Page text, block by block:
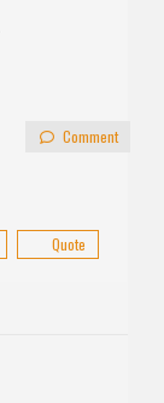
Comment
Quote